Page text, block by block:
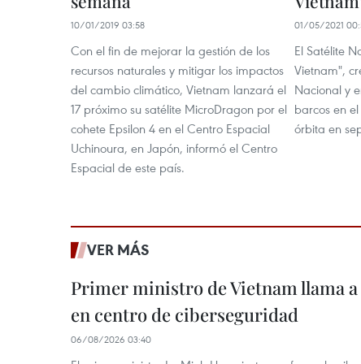
10/01/2019 03:58
Con el fin de mejorar la gestión de los
recursos naturales y mitigar los impactos
del cambio climático, Vietnam lanzará el
17 próximo su satélite MicroDragon por el
cohete Epsilon 4 en el Centro Espacial
Uchinoura, en Japón, informó el Centro
Espacial de este país.
01/05/2021
El Satélite
Vietnam",
Nacional y
barcos en
órbita en
VER MÁS
Primer ministro de Vietnam llama a
en centro de ciberseguridad
06/08/2026 03:40